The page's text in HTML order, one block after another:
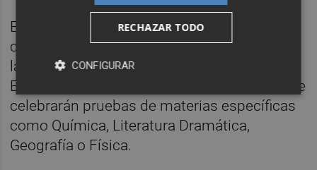
El miércoles 3 de junio la jornada se iniciará
con los exámenes de idiomas extranjeros a
las 09.30 horas y continuará con Historia de
España a las 11.45 horas. Durante la tarde se
celebrarán pruebas de materias específicas
como Química, Literatura Dramática,
Geografía o Física.
RECHAZAR TODO
CONFIGURAR